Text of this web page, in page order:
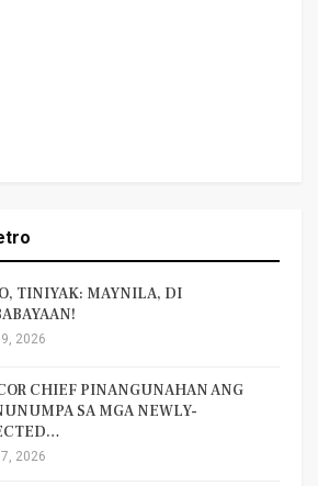
TINIYAK: MAYNILA, DI
2026
CHIEF PINANGUNAHAN ANG
SA MGA NEWLY-
2026